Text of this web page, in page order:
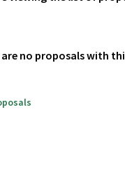
are no proposals with